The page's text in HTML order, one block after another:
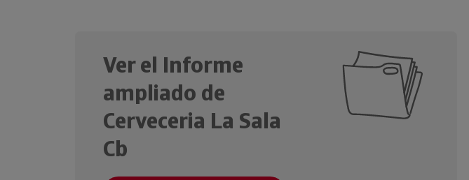
Ver el Informe
ampliado de
Cerveceria La Sala
Cb